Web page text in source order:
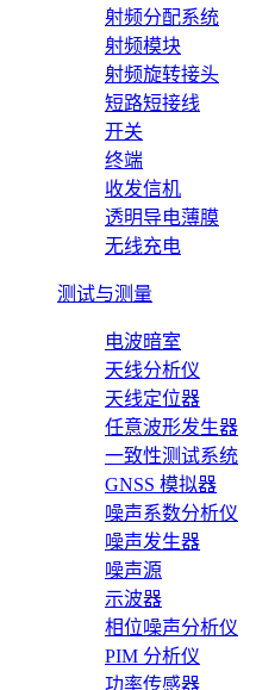
射频分配系统
射频模块
射频旋转接头
短路短接线
开关
终端
收发信机
透明导电薄膜
无线充电
测试与测量
电波暗室
天线分析仪
天线定位器
任意波形发生器
一致性测试系统
GNSS 模拟器
噪声系数分析仪
噪声发生器
噪声源
示波器
相位噪声分析仪
PIM 分析仪
功率传感器